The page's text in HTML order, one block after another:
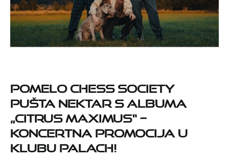
Pomelo Chess Society
pušta nektar s albuma
„Citrus Maximus“ –
koncertna promocija u
Klubu Palach!